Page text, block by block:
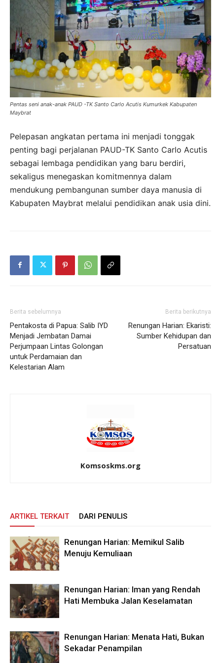
Pentas seni anak-anak PAUD -TK Santo Carlo Acutis Kumurkek Kabupaten
Maybrat
Pelepasan angkatan pertama ini menjadi tonggak
penting bagi perjalanan PAUD-TK Santo Carlo Acutis
sebagai lembaga pendidikan yang baru berdiri,
sekaligus menegaskan komitmennya dalam
mendukung pembangunan sumber daya manusia di
Kabupaten Maybrat melalui pendidikan anak usia dini.
Berita sebelumnya
Pentakosta di Papua: Salib IYD
Menjadi Jembatan Damai
Perjumpaan Lintas Golongan
untuk Perdamaian dan
Kelestarian Alam
Berita berikutnya
Renungan Harian: Ekaristi:
Sumber Kehidupan dan
Persatuan
Komsoskms.org
ARTIKEL TERKAIT DARI PENULIS
Renungan Harian: Memikul Salib
Menuju Kemuliaan
Renungan Harian: Iman yang Rendah
Hati Membuka Jalan Keselamatan
Renungan Harian: Menata Hati, Bukan
Sekadar Penampilan